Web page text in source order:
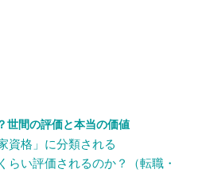
世間の評価と本当の価値
資格」に分類される
らい評価されるのか？（転職・